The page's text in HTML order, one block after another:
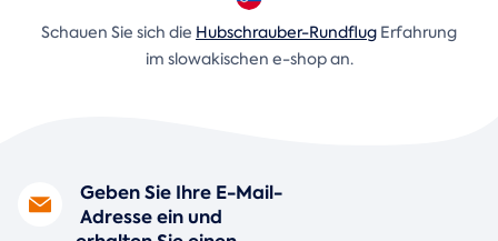
Schauen Sie sich die Hubschrauber-Rundflug Erfahrung
im slowakischen e-shop an.
Geben Sie Ihre E-Mail-
Adresse ein und